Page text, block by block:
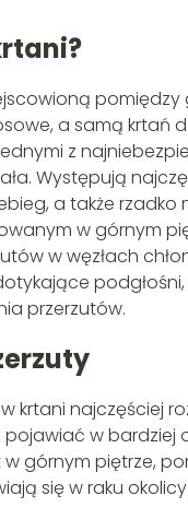
a samą krtań
z
Występują
a także rzadko
w górnym
w węzłach
przerzutów.
krtani najczęściej
w bardziej
górnym piętrze,
się w raku okolicy